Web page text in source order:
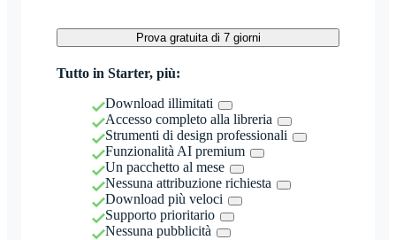
Prova gratuita di 7 giorni
Tutto in Starter, più:
Download illimitati
Accesso completo alla libreria
Strumenti di design professionali
Funzionalità AI premium
Un pacchetto al mese
Nessuna attribuzione richiesta
Download più veloci
Supporto prioritario
Nessuna pubblicità